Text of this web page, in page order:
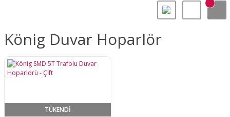
König Duvar Hoparlör
TÜKENDİ